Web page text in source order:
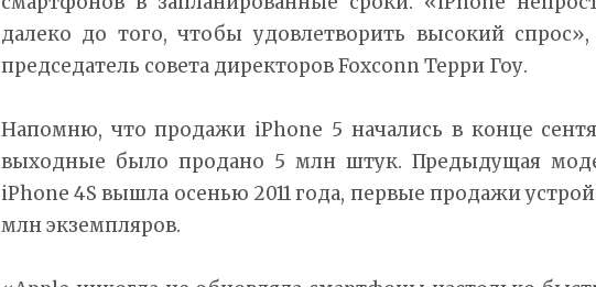
далеко до того, чтобы удовлетворить высокий
председатель совета директоров Foxconn Терри Гоу.
Напомню, что продажи iPhone 5 начались в конце
выходные было продано 5 млн штук. Предыдущая
iPhone 4S вышла осенью 2011 года, первые продажи
млн экземпляров.